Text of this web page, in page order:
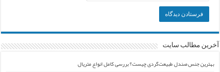
آخرین مطالب سایت
بهترین جنس صندل طبیعت‌گردی چیست؟ بررسی کامل انواع متریال